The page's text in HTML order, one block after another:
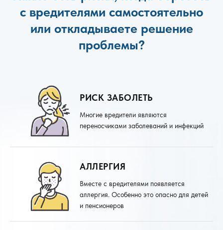
с вредителями самостоятельно
или откладываете решение
проблемы?
РИСК ЗАБОЛЕТЬ
Многие вредители являются
переносчиками заболеваний и инфекций
АЛЛЕРГИЯ
Вместе с вредителями появляется
аллергия. Особенно это опасно для детей
и пенсионеров